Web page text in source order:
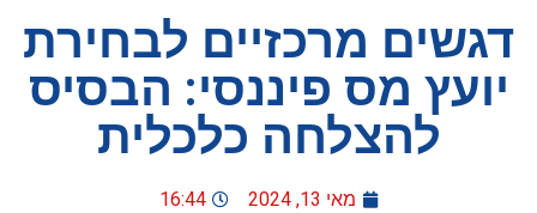
דגשים מרכזיים לבחירת
יועץ מס פיננסי: הבסיס
להצלחה כלכלית
מאי 13, 2024 16:44